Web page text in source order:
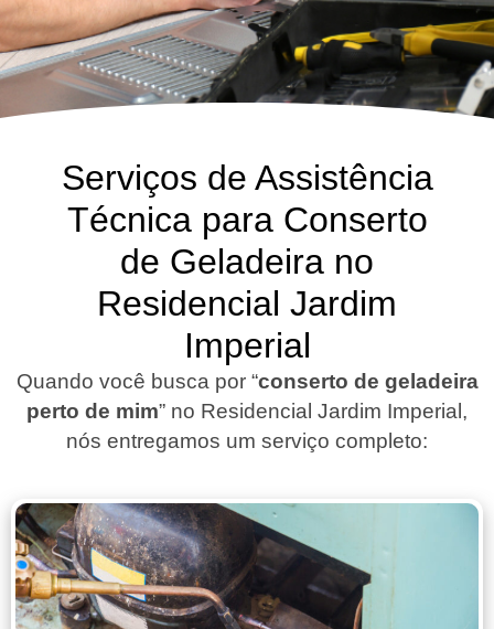
Serviços de Assistência
Técnica para Conserto
de Geladeira no
Residencial Jardim
Imperial
Quando você busca por “conserto de geladeira
perto de mim” no Residencial Jardim Imperial,
nós entregamos um serviço completo: